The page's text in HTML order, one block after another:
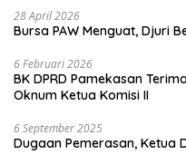
28 April 2026
Bursa PAW Menguat, Djuri
6 Februari 2026
BK DPRD Pamekasan
Oknum Ketua Komisi II
6 September 2025
Dugaan Pemerasan, Ketua